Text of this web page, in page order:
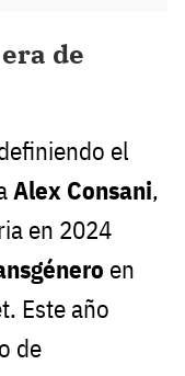
de
el
Alex Consani,
en 2024
en
Este año
de